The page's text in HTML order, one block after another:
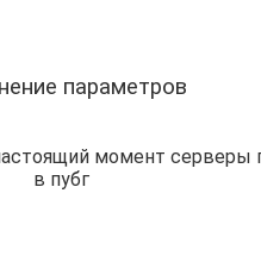
параметров